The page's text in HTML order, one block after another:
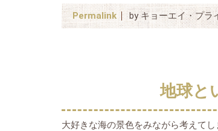
Permalink by キョーエイ・プラ
地球と
大好きな海の景色をみながら考えて